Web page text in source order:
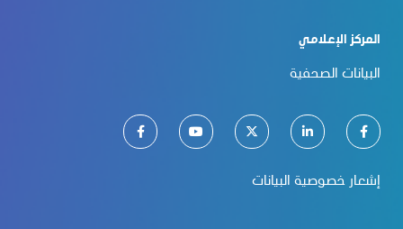
المركز الإعلامي
البيانات الصحفية
إشعار خصوصية البيانات